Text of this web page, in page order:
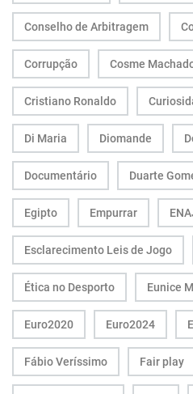
Conselho de Arbitragem
Corrupção Cosme
Cristiano Ronaldo
Di Maria Diomande
Documentário Duarte
Egipto Empurrar
Esclarecimento Leis de Jogo
Ética no Desporto Eunice
Euro2020 Euro2024
Fábio Veríssimo Fair play